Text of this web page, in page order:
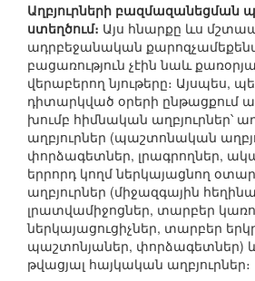
Աղբյուրների բազմազանեցման
ստեղծում։ Այս հնարքը ևս
ադրբեջանական
բացառություն չէին նաև
վերաբերող նյութերը։ Այսպես,
դիտարկված օրերի ընթացքում
խումբ հիմնական աղբյուրներ՝
աղբյուրներ (պաշտոնական
փորձագետներ, լրագրողներ,
երրորդ կողմ ներկայացնող
աղբյուրներ (միջազգային
լրատվամիջոցներ, տարբեր
ներկայացուցիչներ, տարբեր
պաշտոնյաներ, փորձագետներ)
թվացյալ հայկական աղբյուրներ։